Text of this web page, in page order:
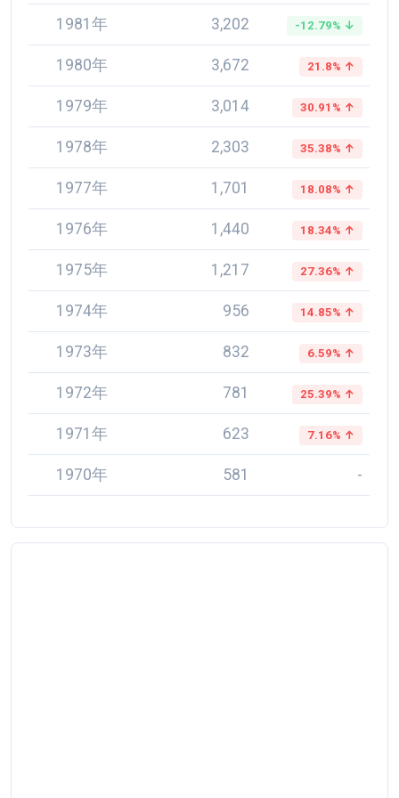
1981年 3,202 -12.79% ↓
1980年 3,672 21.8% ↑
1979年 3,014 30.91% ↑
1978年 2,303 35.38% ↑
1977年 1,701 18.08% ↑
1976年 1,440 18.34% ↑
1975年 1,217 27.36% ↑
1974年 956 14.85% ↑
1973年 832 6.59% ↑
1972年 781 25.39% ↑
1971年 623 7.16% ↑
1970年 581 -